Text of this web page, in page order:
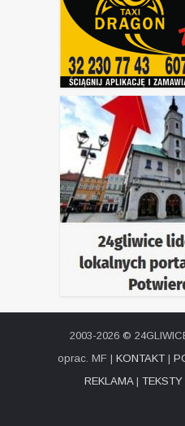
2003-2026 ©
oprac. MF | KONTAKT|
REKLAMA|